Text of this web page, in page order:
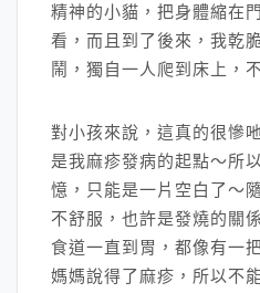
精神的小貓，把身體縮在
看，而且到了後來，我乾
鬧，獨自一人爬到床上，
對小孩來說，這真的很慘
是我麻疹發病的起點～所
憶，只能是一片空白了～
不舒服，也許是發燒的關
食道一直到胃，都像有一
媽媽說得了麻疹，所以不